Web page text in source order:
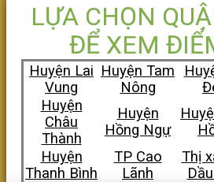
LỰA CHỌN
ĐỂ XEM
Huyện Lai
Vung
Huyện Tam
Nông
Huyện
Châu
Thành
Huyện
Hồng Ngự
Huyện
Thanh Bình
TP Cao
Lãnh
Thị